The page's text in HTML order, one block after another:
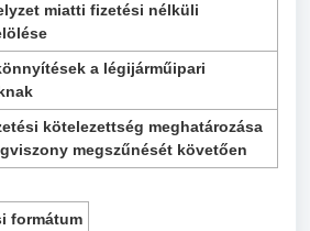
miatti fizetési nélküli
a légijárműipari
kötelezettség meghatározása
megszűnését követően
formátum